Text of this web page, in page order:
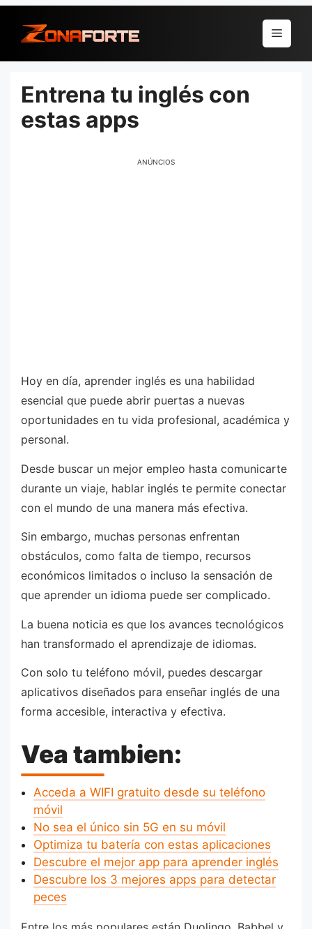
para
conteúdo
Menu
Entrena tu inglés con
estas apps
ANÚNCIOS
Hoy en día, aprender inglés es una habilidad
esencial que puede abrir puertas a nuevas
oportunidades en tu vida profesional, académica y
personal.
Desde buscar un mejor empleo hasta comunicarte
durante un viaje, hablar inglés te permite conectar
con el mundo de una manera más efectiva.
Sin embargo, muchas personas enfrentan
obstáculos, como falta de tiempo, recursos
económicos limitados o incluso la sensación de
que aprender un idioma puede ser complicado.
La buena noticia es que los avances tecnológicos
han transformado el aprendizaje de idiomas.
Con solo tu teléfono móvil, puedes descargar
aplicativos diseñados para enseñar inglés de una
forma accesible, interactiva y efectiva.
Vea tambien:
Acceda a WIFI gratuito desde su teléfono
móvil
No sea el único sin 5G en su móvil
Optimiza tu batería con estas aplicaciones
Descubre el mejor app para aprender inglés
Descubre los 3 mejores apps para detectar
peces